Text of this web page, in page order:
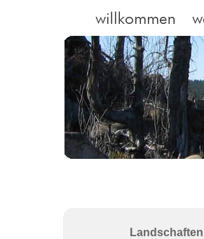
Landschaften